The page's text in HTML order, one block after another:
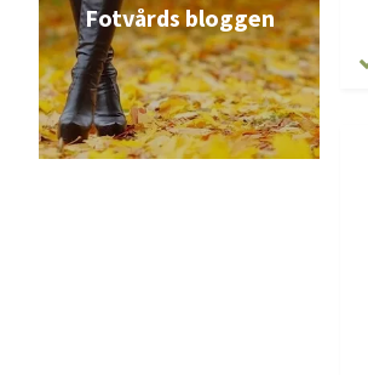
Fotvårds bloggen